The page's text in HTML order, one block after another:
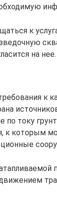
к
на нее.
к
току
к которым